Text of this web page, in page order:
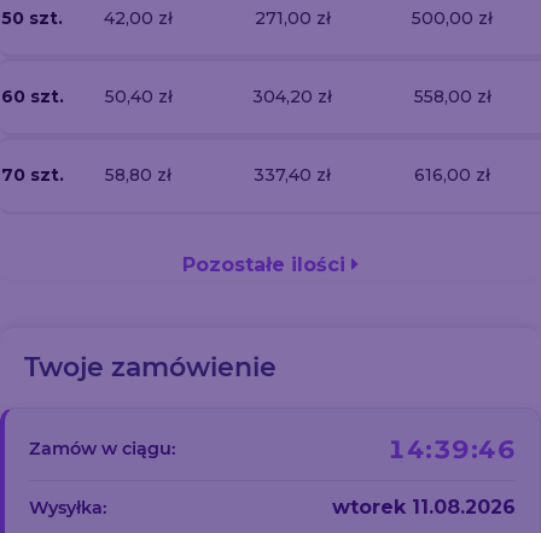
50 szt. 42,00 zł 271,00 zł 500,00 zł
60 szt. 50,40 zł 304,20 zł 558,00 zł
70 szt. 58,80 zł 337,40 zł 616,00 zł
Pozostałe ilości
Twoje zamówienie
Zamów w ciągu: 14:39:45
Wysyłka: wtorek 11.08.2026